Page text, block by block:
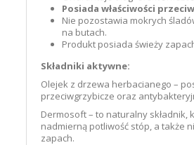
Posiada właściwości
Nie pozostawia mokrych
na butach.
Produkt posiada świeży
Składniki aktywne:
Olejek z drzewa herbacianego –
przeciwgrzybicze oraz
Dermosoft – to naturalny składnik,
nadmierną potliwość stóp, a także
zapach.